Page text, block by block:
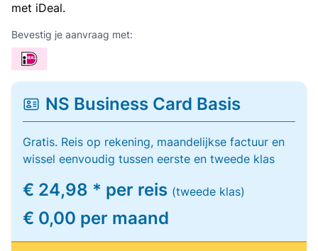
met iDeal.
Bevestig je aanvraag met:
NS Business Card Basis
Gratis. Reis op rekening, maandelijkse factuur en
wissel eenvoudig tussen eerste en tweede klas
€ 24,98 * per reis (tweede klas)
€ 0,00 per maand